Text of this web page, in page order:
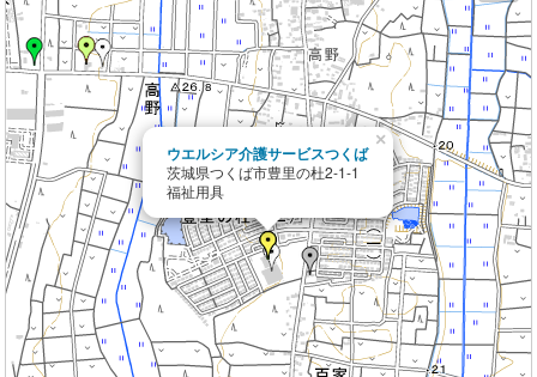
ウエルシア介護サービスつくば
茨城県つくば市豊里の杜2-1-1
福祉用具
×